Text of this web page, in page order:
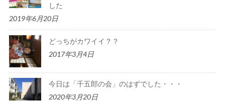
した
2019年6月20日
どっちがカワイイ？？
2017年3月4日
今日は「千五郎の会」のはずでした・・・
2020年3月20日